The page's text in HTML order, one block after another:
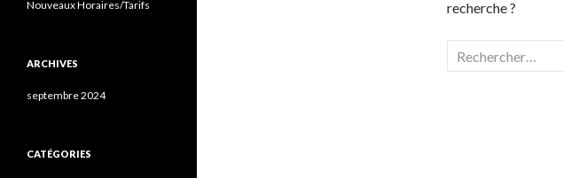
recherche ?
Rechercher :
Nouveaux Horaires/Tarifs
ARCHIVES
septembre 2024
CATÉGORIES